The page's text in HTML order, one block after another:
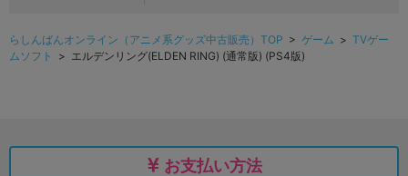
らしんばんオンライン（アニメ系グッズ中古販売）TOP > ゲーム > TVゲー
ムソフト
> エルデンリング(ELDEN RING) (通常版) (PS4版)
お支払い方法